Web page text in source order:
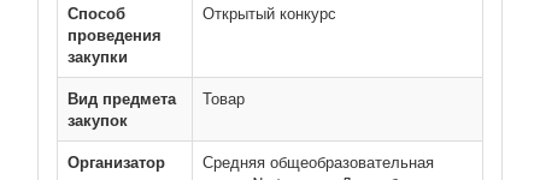
Способ
проведения
закупки
Открытый конкурс
Вид предмета
закупок
Товар
Организатор
Средняя общеобразовательная